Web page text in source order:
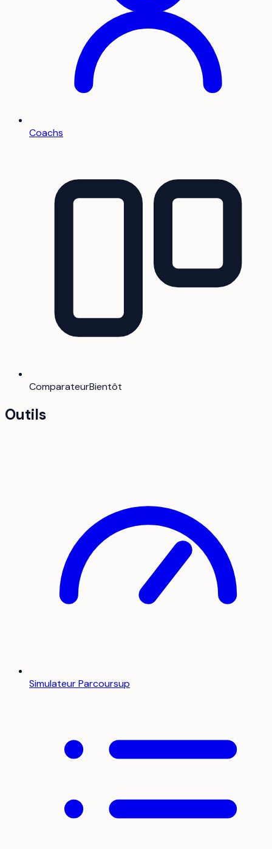
Coachs
ComparateurBientôt
Outils
Simulateur Parcoursup